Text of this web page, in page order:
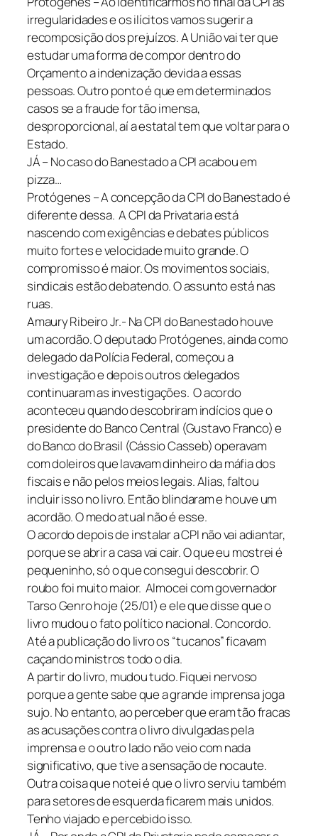
irregularidades e os ilícitos vamos sugerir a
recomposição dos prejuízos. A União vai ter que
estudar uma forma de compor dentro do
Orçamento a indenização devida a essas
pessoas. Outro ponto é que em determinados
casos se a fraude for tão imensa,
desproporcional, aí a estatal tem que voltar para o
Estado.
JÁ – No caso do Banestado a CPI acabou em
pizza…
Protógenes – A concepção da CPI do Banestado é
diferente dessa. A CPI da Privataria está
nascendo com exigências e debates públicos
muito fortes e velocidade muito grande. O
compromisso é maior. Os movimentos sociais,
sindicais estão debatendo. O assunto está nas
ruas.
Amaury Ribeiro Jr.- Na CPI do Banestado houve
um acordão. O deputado Protógenes, ainda como
delegado da Polícia Federal, começou a
investigação e depois outros delegados
continuaram as investigações. O acordo
aconteceu quando descobriram indícios que o
presidente do Banco Central (Gustavo Franco) e
do Banco do Brasil (Cássio Casseb) operavam
com doleiros que lavavam dinheiro da máfia dos
fiscais e não pelos meios legais. Alias, faltou
incluir isso no livro. Então blindaram e houve um
acordão. O medo atual não é esse.
O acordo depois de instalar a CPI não vai adiantar,
porque se abrir a casa vai cair. O que eu mostrei é
pequeninho, só o que consegui descobrir. O
roubo foi muito maior. Almocei com governador
Tarso Genro hoje (25/01) e ele que disse que o
livro mudou o fato político nacional. Concordo.
Até a publicação do livro os “tucanos” ficavam
caçando ministros todo o dia.
A partir do livro, mudou tudo. Fiquei nervoso
porque a gente sabe que a grande imprensa joga
sujo. No entanto, ao perceber que eram tão fracas
as acusações contra o livro divulgadas pela
imprensa e o outro lado não veio com nada
significativo, que tive a sensação de nocaute.
Outra coisa que notei é que o livro serviu também
para setores de esquerda ficarem mais unidos.
Tenho viajado e percebido isso.